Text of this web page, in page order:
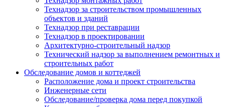
Технадзор за строительством промышленных
объектов и зданий
Технадзор при реставрации
Технадзор в проектировании
Архитектурно-строительный надзор
Технический надзор за выполнением ремонтных и
строительных работ
Обследование домов и коттеджей
Расположение дома и проект строительства
Инженерные сети
Обследование/проверка дома перед покупкой